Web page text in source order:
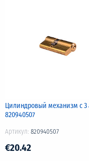
Цилиндровый механизм с 3
820940507
Артикул: 820940507
€20.42